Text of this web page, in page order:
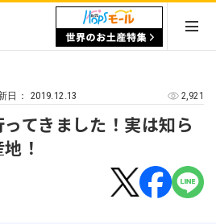
日： 2019.12.13 2,921
てきました！実は知ら
！